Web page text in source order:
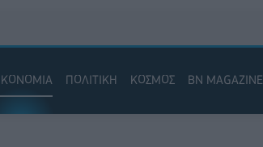
ΠΟΛΙΤΙΚΗ ΚΟΣΜΟΣ BN MAGAZINE